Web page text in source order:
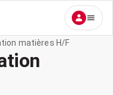
matières H/F